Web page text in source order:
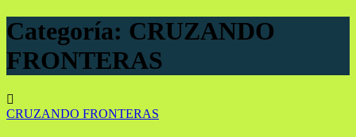
Categoría: CRUZANDO
FRONTERAS
CRUZANDO FRONTERAS